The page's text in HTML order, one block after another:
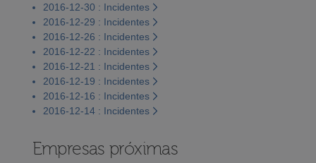
2016-12-30 : Incidentes
2016-12-29 : Incidentes
2016-12-26 : Incidentes
2016-12-22 : Incidentes
2016-12-21 : Incidentes
2016-12-19 : Incidentes
2016-12-16 : Incidentes
2016-12-14 : Incidentes
Empresas próximas